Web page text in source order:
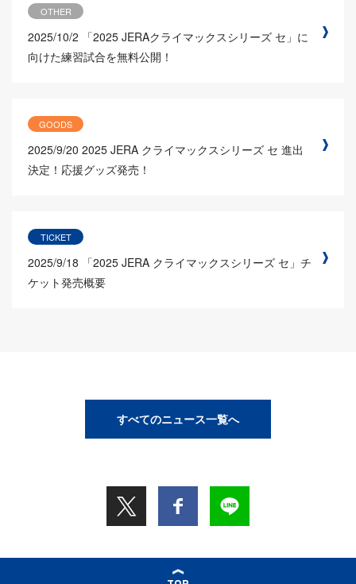
OTHER
2025/10/2
「2025 JERAクライマックスシリーズ セ」に
向けた練習試合を無料公開！
GOODS
2025/9/20 2025 JERA クライマックスシリーズ セ 進出
決定！応援グッズ発売！
TICKET
2025/9/18
「2025 JERA クライマックスシリーズ セ」チ
ケット発売概要
すべてのニュース一覧へ